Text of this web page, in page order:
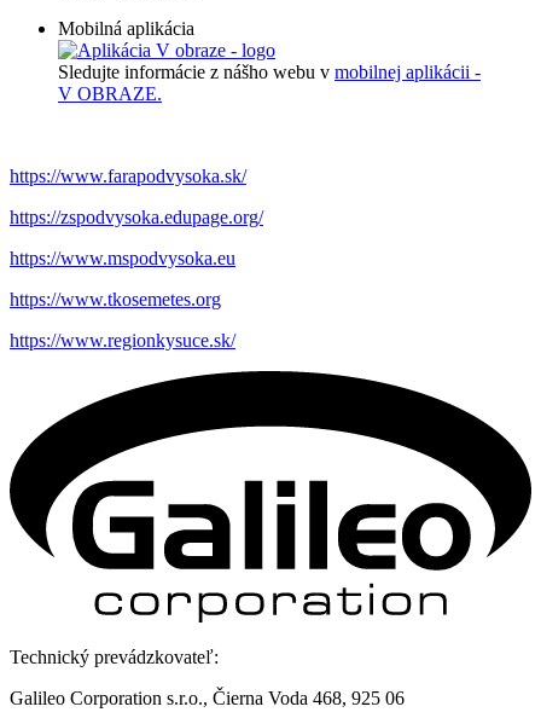
Mobilná aplikácia
Sledujte informácie z nášho webu v mobilnej aplikácii -
V OBRAZE.
https://www.farapodvysoka.sk/
https://zspodvysoka.edupage.org/
https://www.mspodvysoka.eu
https://www.tkosemetes.org
https://www.regionkysuce.sk/
Technický prevádzkovateľ:
Galileo Corporation s.r.o., Čierna Voda 468, 925 06